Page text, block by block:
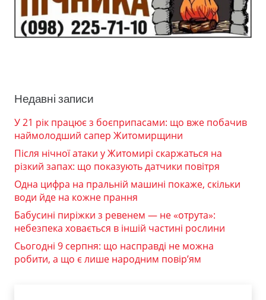
Недавні записи
У 21 рік працює з боєприпасами: що вже побачив
наймолодший сапер Житомирщини
Після нічної атаки у Житомирі скаржаться на
різкий запах: що показують датчики повітря
Одна цифра на пральній машині покаже, скільки
води йде на кожне прання
Бабусині пиріжки з ревенем — не «отрута»:
небезпека ховається в іншій частині рослини
Сьогодні 9 серпня: що насправді не можна
робити, а що є лише народним повір’ям